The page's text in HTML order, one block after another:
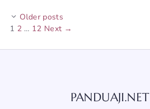
Older posts
Page
1 Page
2 … Page
12 Next →
PANDUAJI.NET